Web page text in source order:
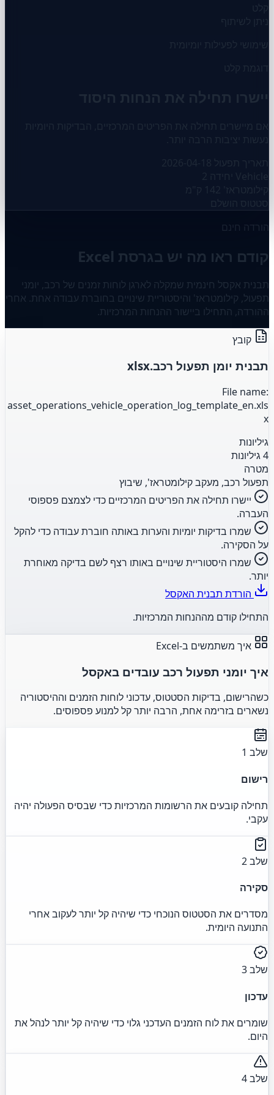
קלט
ניתן לשיתוף
שימושי לפעילות יומיומית
דוגמת קלט
יישרו תחילה את הנחות היסוד
אם מיישרים תחילה את הפריטים המרכזיים, הבדיקות היומיות
נעשות יציבות הרבה יותר.
תאריך תפעול
2026-04-18
Vehicle
קילומטראז'
142 ק"מ
סטטוס
הושלם
הורדה חינם
קודם ראו מה יש בגרסת Excel
תבנית אקסל חינמית שמקלה לארגן לוחות זמנים של רכב, יומני
תפעול, קילומטראז' והיסטוריית שינויים בחוברת עבודה אחת. אחרי
ההורדה, התחילו ביישור ההנחות המרכזיות.
קובץ
תבנית יומן תפעול רכב.xlsx
File name:
asset_operations_vehicle_operation_log_template_en.xls
x
גיליונות
4 גיליונות
מטרה
תפעול רכב, מעקב קילומטראז', שיבוץ
יישרו תחילה את הפריטים המרכזיים כדי לצמצם פספוסי
העברה.
שמרו בדיקות יומיות והערות באותה חוברת עבודה כדי להקל
על הסקירה.
שמרו היסטוריית שינויים באותו רצף לשם בדיקה מאוחרת
יותר.
הורדת תבנית האקסל
התחילו קודם מההנחות המרכזיות.
איך משתמשים ב-Excel
איך יומני תפעול רכב עובדים באקסל
כשהרישום, בדיקות הסטטוס, עדכוני לוחות הזמנים וההיסטוריה
נשארים בזרימה אחת, הרבה יותר קל למנוע פספוסים.
שלב 1
רישום
תחילה קובעים את הרשומות המרכזיות כדי שבסיס הפעולה יהיה
עקבי.
שלב 2
סקירה
מסדרים את הסטטוס הנוכחי כדי שיהיה קל יותר לעקוב אחרי
התנועה היומית.
שלב 3
עדכון
שומרים את לוח הזמנים העדכני גלוי כדי שיהיה קל יותר לנהל את
היום.
שלב 4